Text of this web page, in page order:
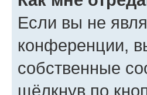
Если вы не
конференции,
собственные
щёлкнув по